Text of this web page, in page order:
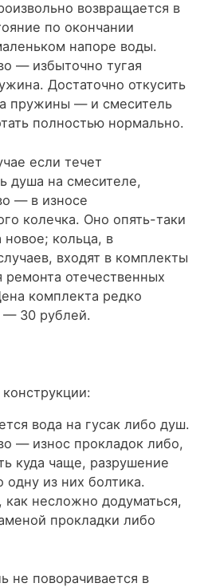
возвращается в
по окончании
напоре воды.
— избыточно тугая
Достаточно откусить
пружины — и смеситель
полностью нормально.
если течет
душа на смесителе,
— в износе
колечка. Оно опять-таки
новое; кольца, в
входят в комплекты
ремонта отечественных
комплекта редко
30 рублей.
вода на гусак либо душ.
— износ прокладок либо,
куда чаще, разрушение
из них болтика.
как несложно додуматься,
прокладки либо
не поворачивается в